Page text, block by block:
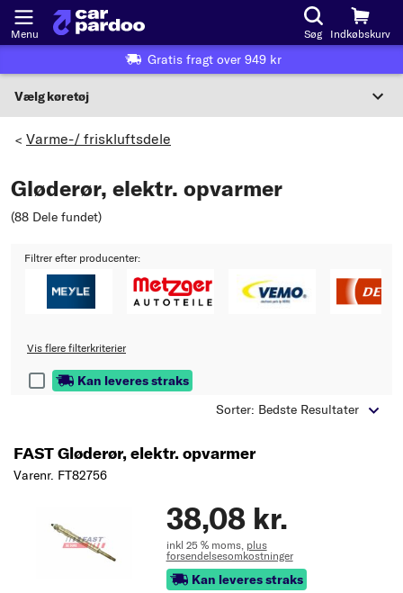
Menu Søg Indkøbskurv
Gratis fragt over 949 kr
Vælg køretøj
Vælg model
> Varme-/ friskluftsdele
Gløderør, elektr. opvarmer
(88 Dele fundet)
Filtrer efter producenter:
Vis flere filterkriterier
Kan leveres straks
Sorter: Bedste Resultater
FAST Gløderør, elektr. opvarmer
Varenr. FT82756
38,08 kr.
inkl 25 % moms, plus
forsendelsesomkostninger
Kan leveres straks